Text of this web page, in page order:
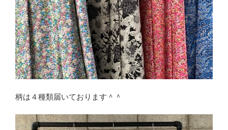
柄は４種類届いております＾＾